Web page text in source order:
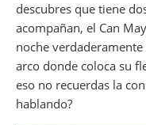
descubres que tiene
acompañan, el Can
noche
arco donde coloca su
eso no recuerdas la
hablando?